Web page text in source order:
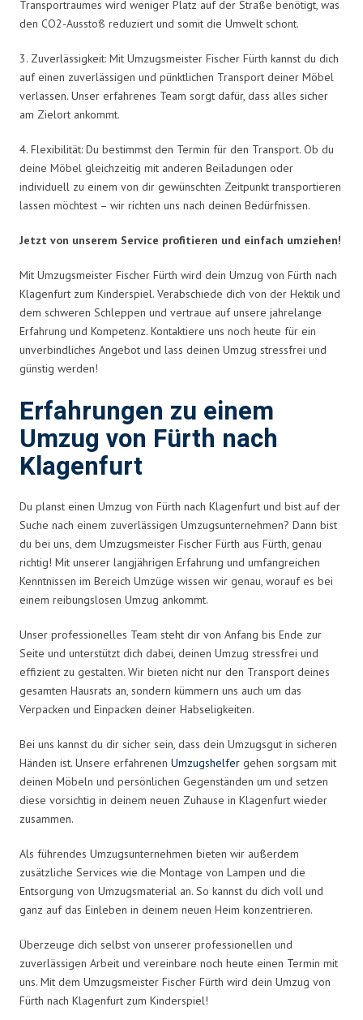
Transportraumes wird weniger Platz auf der Straße benötigt, was
den CO2-Ausstoß reduziert und somit die Umwelt schont.
3. Zuverlässigkeit: Mit Umzugsmeister Fischer Fürth kannst du dich
auf einen zuverlässigen und pünktlichen Transport deiner Möbel
verlassen. Unser erfahrenes Team sorgt dafür, dass alles sicher
am Zielort ankommt.
4. Flexibilität: Du bestimmst den Termin für den Transport. Ob du
deine Möbel gleichzeitig mit anderen Beiladungen oder
individuell zu einem von dir gewünschten Zeitpunkt transportieren
lassen möchtest – wir richten uns nach deinen Bedürfnissen.
Jetzt von unserem Service profitieren und einfach umziehen!
Mit Umzugsmeister Fischer Fürth wird dein Umzug von Fürth nach
Klagenfurt zum Kinderspiel. Verabschiede dich von der Hektik und
dem schweren Schleppen und vertraue auf unsere jahrelange
Erfahrung und Kompetenz. Kontaktiere uns noch heute für ein
unverbindliches Angebot und lass deinen Umzug stressfrei und
günstig werden!
Erfahrungen zu einem
Umzug von Fürth nach
Klagenfurt
Du planst einen Umzug von Fürth nach Klagenfurt und bist auf der
Suche nach einem zuverlässigen Umzugsunternehmen? Dann bist
du bei uns, dem Umzugsmeister Fischer Fürth aus Fürth, genau
richtig! Mit unserer langjährigen Erfahrung und umfangreichen
Kenntnissen im Bereich Umzüge wissen wir genau, worauf es bei
einem reibungslosen Umzug ankommt.
Unser professionelles Team steht dir von Anfang bis Ende zur
Seite und unterstützt dich dabei, deinen Umzug stressfrei und
effizient zu gestalten. Wir bieten nicht nur den Transport deines
gesamten Hausrats an, sondern kümmern uns auch um das
Verpacken und Einpacken deiner Habseligkeiten.
Bei uns kannst du dir sicher sein, dass dein Umzugsgut in sicheren
Händen ist. Unsere erfahrenen Umzugshelfer gehen sorgsam mit
deinen Möbeln und persönlichen Gegenständen um und setzen
diese vorsichtig in deinem neuen Zuhause in Klagenfurt wieder
zusammen.
Als führendes Umzugsunternehmen bieten wir außerdem
zusätzliche Services wie die Montage von Lampen und die
Entsorgung von Umzugsmaterial an. So kannst du dich voll und
ganz auf das Einleben in deinem neuen Heim konzentrieren.
Überzeuge dich selbst von unserer professionellen und
zuverlässigen Arbeit und vereinbare noch heute einen Termin mit
uns. Mit dem Umzugsmeister Fischer Fürth wird dein Umzug von
Fürth nach Klagenfurt zum Kinderspiel!